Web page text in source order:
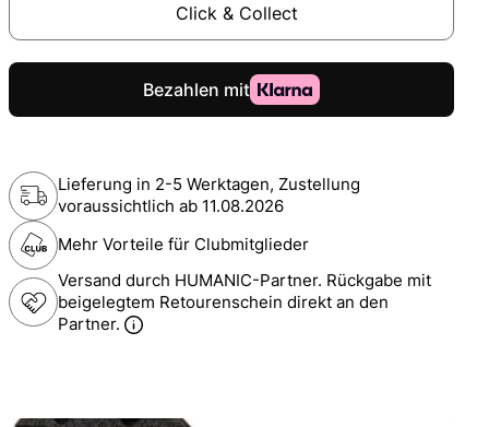
Click & Collect
Lieferung in 2-5 Werktagen, Zustellung
voraussichtlich ab 11.08.2026
Mehr Vorteile für Clubmitglieder
Versand durch HUMANIC-Partner. Rückgabe mit
beigelegtem Retourenschein direkt an den
Partner.